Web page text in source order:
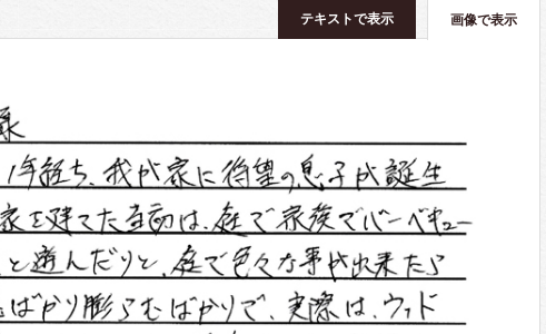
画像で表示
テキストで表示